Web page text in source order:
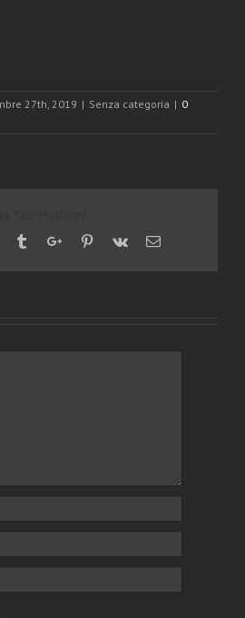
27th, 2019 | Senza categoria | 0
TumblrGoogle+Pinterest
Vk Email